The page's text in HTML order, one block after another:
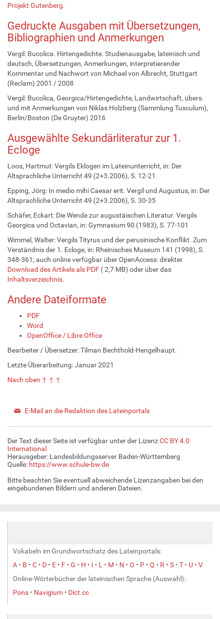
Projekt Gutenberg.
Gedruckte Ausgaben mit Übersetzungen,
Bibliographien und Anmerkungen
Vergil: Bucolica. Hirtengedichte. Studienausgabe, lateinisch und
deutsch, Übersetzungen, Anmerkungen, interpretierender
Kommentar und Nachwort von Michael von Albrecht, Stuttgart
(Reclam) 2001 / 2008
Vergil: Bucolica, Georgica/Hirtengedichte, Landwirtschaft, übers.
und mit Anmerkungen von Niklas Holzberg (Sammlung Tusculum),
Berlin/Boston (De Gruyter) 2016
Ausgewählte Sekundärliteratur zur 1.
Ecloge
Loos, Hartmut: Vergils Eklogen im Lateinunterricht, in: Der
Altsprachliche Unterricht 49 (2+3.2006), S. 12-21
Epping, Jörg: In medio mihi Caesar erit. Vergil und Augustus, in: Der
Altsprachliche Unterricht 49 (2+3.2006), S. 30-35
Schäfer, Eckart: Die Wende zur augustäischen Literatur. Vergils
Georgica und Octavian, in: Gymnasium 90 (1983), S. 77-101
Wimmel, Walter: Vergils Tityrus und der perusinische Konflikt. Zum
Verständnis der 1. Ecloge, in: Rheinisches Museum 141 (1998), S.
348-361; auch online verfügbar über OpenAccess: direkter
Download des Artikels als PDF ( 2,7 MB) oder über das
Inhaltsverzeichnis.
Andere Dateiformate
PDF
Word
OpenOffice / Libre Office
Bearbeiter / Übersetzer: Tilman Bechthold-Hengelhaupt.
Letzte Überarbeitung: Januar 2021
Nach oben ↑ ↑ ↑
E-Mail an die Redaktion des Lateinportals
Der Text dieser Seite ist verfügbar unter der LizenzCC BY 4.0
International
Herausgeber: Landesbildungsserver Baden-Württemberg
Quelle: https://www.schule-bw.de
Bitte beachten Sie eventuell abweichende Lizenzangaben bei den
eingebundenen Bildern und anderen Dateien.
Vokabeln im Grundwortschatz des Lateinportals:
A • B • C • D • E • F • G • H • I • L • M • N • O • P • Q • R • S • T • U • V
Online-Wörterbücher der lateinischen Sprache (Auswahl):
Pons • Navigium • Dict.cc